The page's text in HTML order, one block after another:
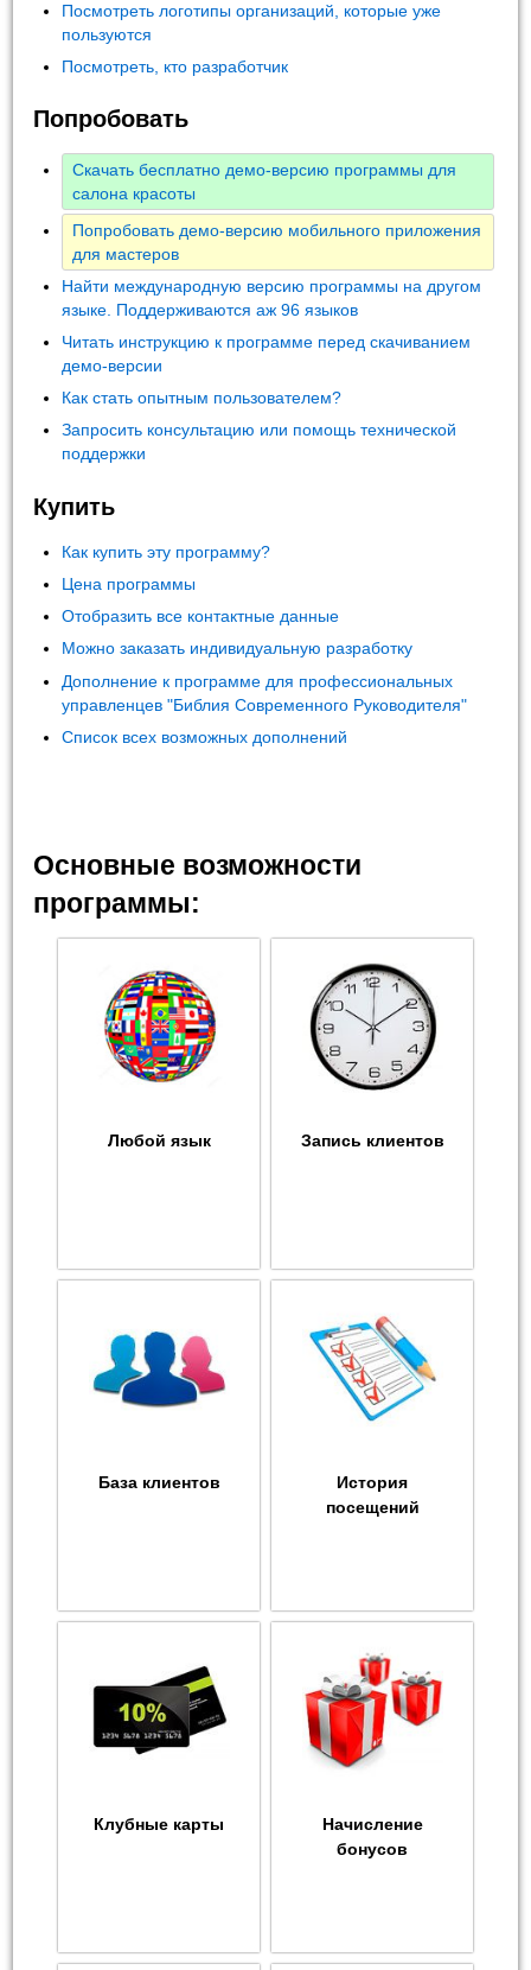
Посмотреть логотипы организаций, которые уже
пользуются
Посмотреть, кто разработчик
Попробовать
Скачать бесплатно демо-версию программы для
салона красоты
Попробовать демо-версию мобильного приложения
для мастеров
Найти международную версию программы на другом
языке. Поддерживаются аж 96 языков
Читать инструкцию к программе перед скачиванием
демо-версии
Как стать опытным пользователем?
Запросить консультацию или помощь технической
поддержки
Купить
Как купить эту программу?
Цена программы
Отобразить все контактные данные
Можно заказать индивидуальную разработку
Дополнение к программе для профессиональных
управленцев "Библия Современного Руководителя"
Список всех возможных дополнений
Основные возможности
программы:
Любой язык Запись клиентов
База клиентов
История
посещений
Клубные карты
Начисление
бонусов